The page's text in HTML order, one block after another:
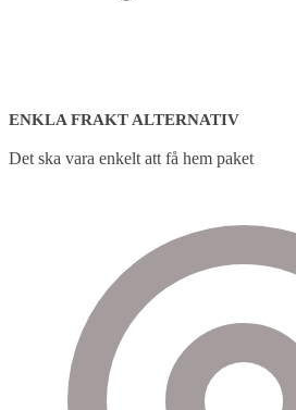
ENKLA FRAKT ALTERNATIV
Det ska vara enkelt att få hem paket